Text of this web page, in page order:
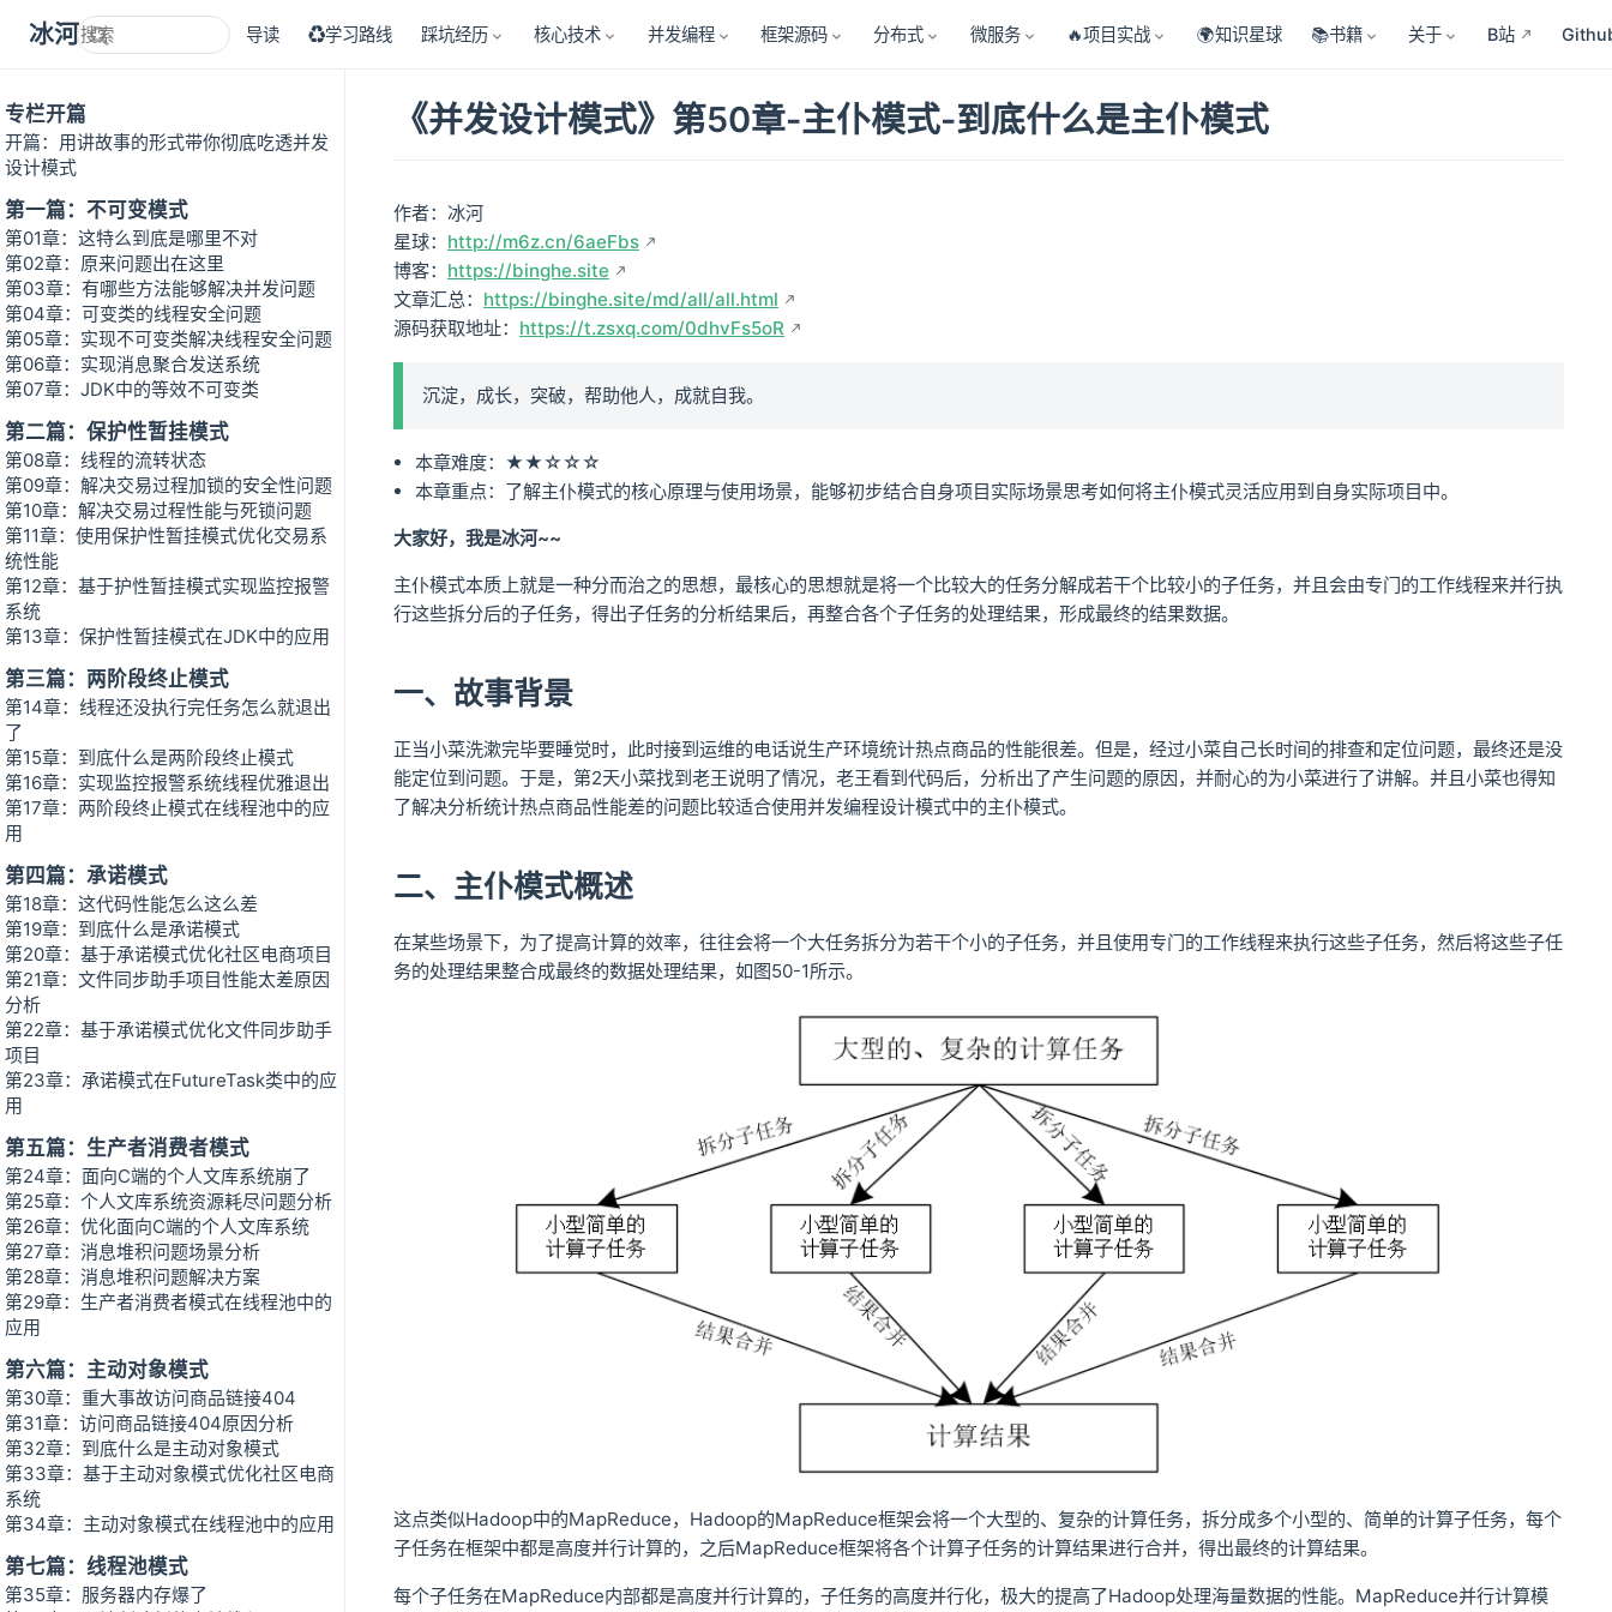
冰河技术 导读 ♻学习路线 踩坑经历 核心技术 并发编程 框架源码 分布式 微服务 🔥项目实战 🌍知识星球 📚书籍 关于 B站
专栏开篇
开篇：用讲故事的形式带你彻底吃透并发
设计模式
第一篇：不可变模式
第01章：这特么到底是哪里不对
第02章：原来问题出在这里
第03章：有哪些方法能够解决并发问题
第04章：可变类的线程安全问题
第05章：实现不可变类解决线程安全问题
第06章：实现消息聚合发送系统
第07章：JDK中的等效不可变类
第二篇：保护性暂挂模式
第08章：线程的流转状态
第09章：解决交易过程加锁的安全性问题
第10章：解决交易过程性能与死锁问题
第11章：使用保护性暂挂模式优化交易系
统性能
第12章：基于护性暂挂模式实现监控报警
系统
第13章：保护性暂挂模式在JDK中的应用
第三篇：两阶段终止模式
第14章：线程还没执行完任务怎么就退出
了
第15章：到底什么是两阶段终止模式
第16章：实现监控报警系统线程优雅退出
第17章：两阶段终止模式在线程池中的应
用
第四篇：承诺模式
第18章：这代码性能怎么这么差
第19章：到底什么是承诺模式
第20章：基于承诺模式优化社区电商项目
第21章：文件同步助手项目性能太差原因
分析
第22章：基于承诺模式优化文件同步助手
项目
第23章：承诺模式在FutureTask类中的应
用
第五篇：生产者消费者模式
第24章：面向C端的个人文库系统崩了
第25章：个人文库系统资源耗尽问题分析
第26章：优化面向C端的个人文库系统
第27章：消息堆积问题场景分析
第28章：消息堆积问题解决方案
第29章：生产者消费者模式在线程池中的
应用
第六篇：主动对象模式
第30章：重大事故访问商品链接404
第31章：访问商品链接404原因分析
第32章：到底什么是主动对象模式
第33章：基于主动对象模式优化社区电商
系统
第34章：主动对象模式在线程池中的应用
第七篇：线程池模式
第35章：服务器内存爆了
《并发设计模式》第50章-主仆模式-到底什么是主仆模式
作者：冰河
星球： http://m6z.cn/6aeFbs
博客： https://binghe.site
文章汇总： https://binghe.site/md/all/all.html
源码获取地址： https://t.zsxq.com/0dhvFs5oR
沉淀，成长，突破，帮助他人，成就自我。
本章难度：★★☆☆☆
本章重点：了解主仆模式的核心原理与使用场景，能够初步结合自身项目实际场景思考如何将主仆模式灵活应用到自身实际项目中。
大家好，我是冰河~~
主仆模式本质上就是一种分而治之的思想，最核心的思想就是将一个比较大的任务分解成若干个比较小的子任务，并且会由专门的工作线程来并行执
行这些拆分后的子任务，得出子任务的分析结果后，再整合各个子任务的处理结果，形成最终的结果数据。
一、故事背景
正当小菜洗漱完毕要睡觉时，此时接到运维的电话说生产环境统计热点商品的性能很差。但是，经过小菜自己长时间的排查和定位问题，最终还是没
能定位到问题。于是，第2天小菜找到老王说明了情况，老王看到代码后，分析出了产生问题的原因，并耐心的为小菜进行了讲解。并且小菜也得知
了解决分析统计热点商品性能差的问题比较适合使用并发编程设计模式中的主仆模式。
二、主仆模式概述
在某些场景下，为了提高计算的效率，往往会将一个大任务拆分为若干个小的子任务，并且使用专门的工作线程来执行这些子任务，然后将这些子任
务的处理结果整合成最终的数据处理结果，如图50-1所示。
这点类似Hadoop中的MapReduce，Hadoop的MapReduce框架会将一个大型的、复杂的计算任务，拆分成多个小型的、简单的计算子任务，每个
子任务在框架中都是高度并行计算的，之后MapReduce框架将各个计算子任务的计算结果进行合并，得出最终的计算结果。
每个子任务在MapReduce内部都是高度并行计算的，子任务的高度并行化，极大的提高了Hadoop处理海量数据的性能。MapReduce并行计算模